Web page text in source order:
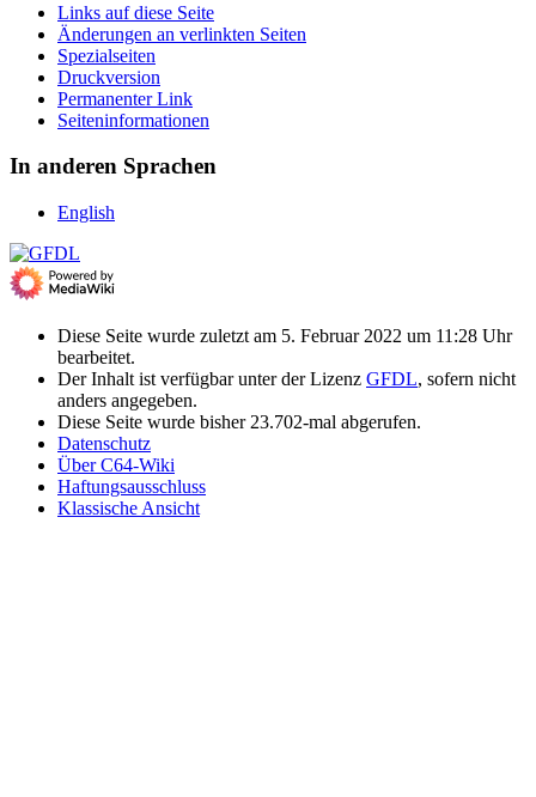
Links auf diese Seite
Änderungen an verlinkten Seiten
Spezialseiten
Druckversion
Permanenter Link
Seiten­­informationen
In anderen Sprachen
English
Diese Seite wurde zuletzt am 5. Februar 2022 um 11:28 Uhr
bearbeitet.
Der Inhalt ist verfügbar unter der Lizenz GFDL, sofern nicht
anders angegeben.
Diese Seite wurde bisher 23.702-mal abgerufen.
Datenschutz
Über C64-Wiki
Haftungsausschluss
Klassische Ansicht